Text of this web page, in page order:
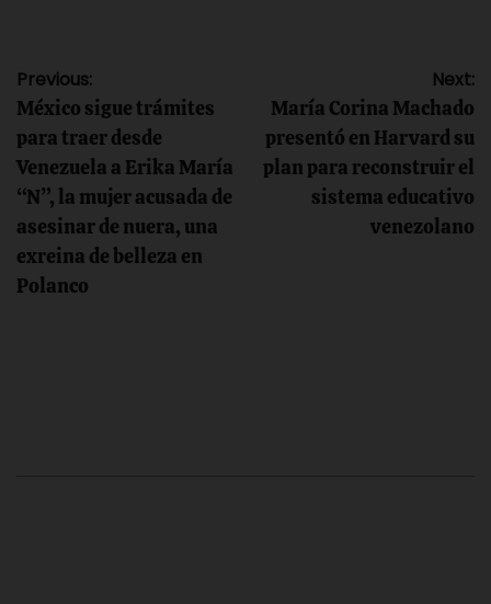
Navegación
de
entradas
Previous:
México sigue trámites
para traer desde
Venezuela a Erika María
“N”, la mujer acusada de
asesinar de nuera, una
exreina de belleza en
Polanco
Next:
María Corina Machado
presentó en Harvard su
plan para reconstruir el
sistema educativo
venezolano